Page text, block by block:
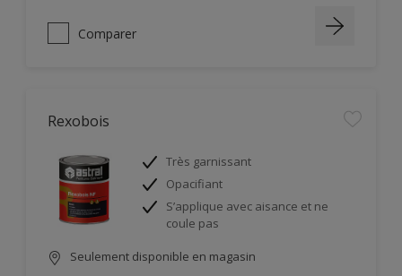
Comparer
Rexobois
Très garnissant
Opacifiant
S’applique avec aisance et ne
coule pas
Seulement disponible en magasin